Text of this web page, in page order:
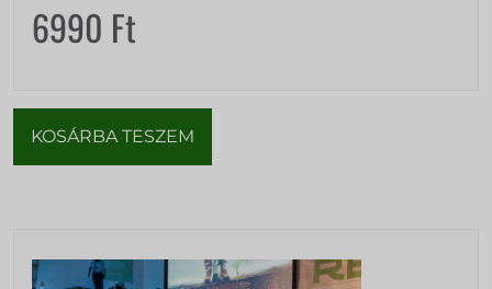
6990 Ft
KOSÁRBA TESZEM